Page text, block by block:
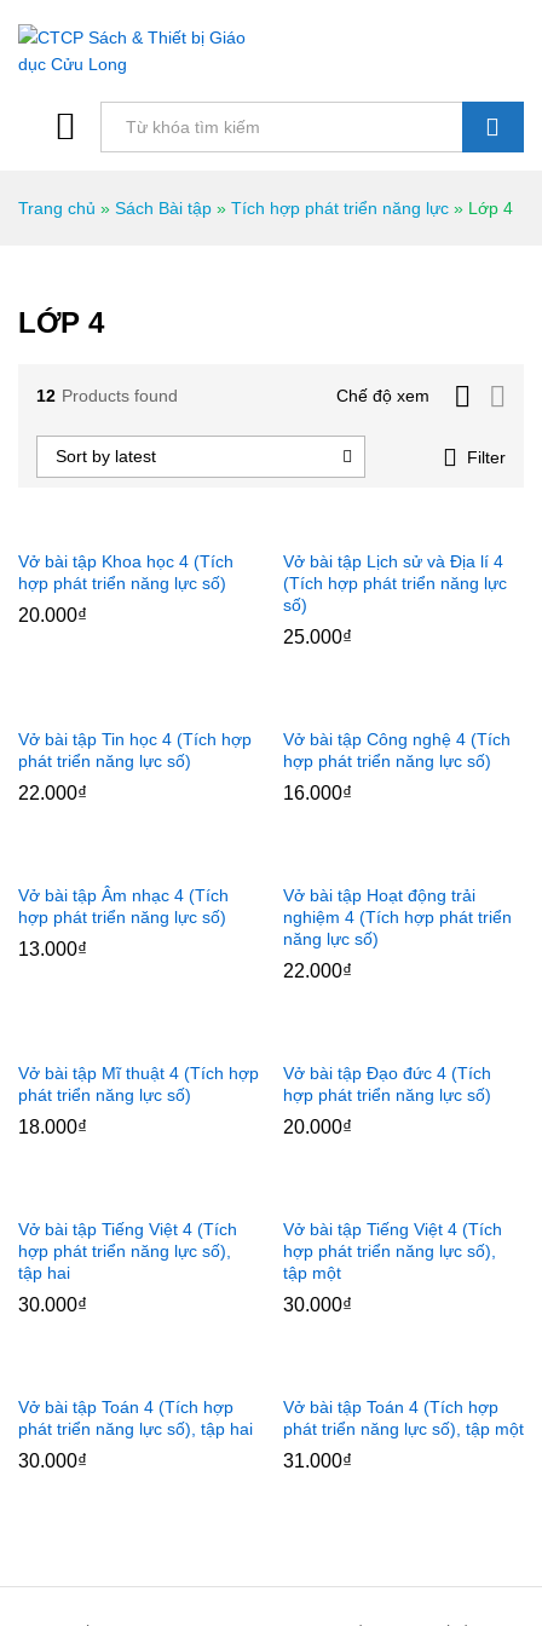
Trang chủ » Sách Bài tập » Tích hợp phát triển năng lực » Lớp 4
LỚP 4
12 Products found Chế độ xem
Filter
Sort by latest
Vở bài tập Khoa học 4 (Tích
hợp phát triển năng lực số)
20.000₫
Vở bài tập Lịch sử và Địa lí 4
(Tích hợp phát triển năng lực
số)
25.000₫
Vở bài tập Tin học 4 (Tích hợp
phát triển năng lực số)
22.000₫
Vở bài tập Công nghệ 4 (Tích
hợp phát triển năng lực số)
16.000₫
Vở bài tập Âm nhạc 4 (Tích
hợp phát triển năng lực số)
13.000₫
Vở bài tập Hoạt động trải
nghiệm 4 (Tích hợp phát triển
năng lực số)
22.000₫
Vở bài tập Mĩ thuật 4 (Tích hợp
phát triển năng lực số)
18.000₫
Vở bài tập Đạo đức 4 (Tích
hợp phát triển năng lực số)
20.000₫
Vở bài tập Tiếng Việt 4 (Tích
hợp phát triển năng lực số),
tập hai
30.000₫
Vở bài tập Tiếng Việt 4 (Tích
hợp phát triển năng lực số),
tập một
30.000₫
Vở bài tập Toán 4 (Tích hợp
phát triển năng lực số), tập hai
30.000₫
Vở bài tập Toán 4 (Tích hợp
phát triển năng lực số), tập một
31.000₫